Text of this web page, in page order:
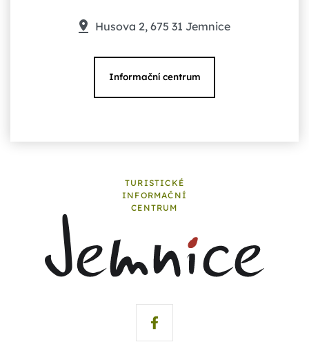
Husova 2, 675 31 Jemnice
Informační centrum
TURISTICKÉ
INFORMAČNÍ
CENTRUM